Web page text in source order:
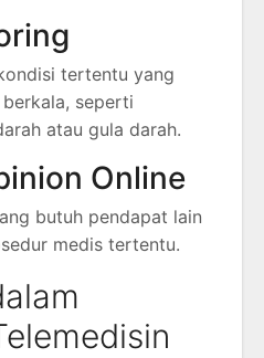
tertentu yang
seperti
atau gula darah.
Online
butuh pendapat lain
medis tertentu.